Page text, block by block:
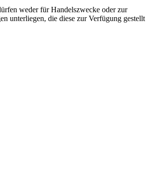
weder für Handelszwecke oder zur
unterliegen, die diese zur Verfügung gestellt